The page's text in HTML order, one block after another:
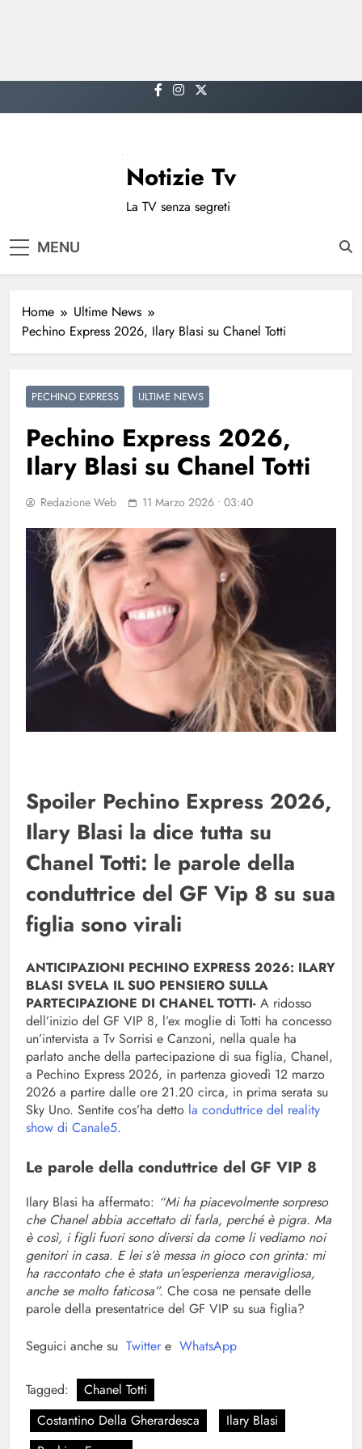
to
Notizie Tv
La TV senza segreti
MENU
Home
Ultime News
Pechino Express 2026, Ilary Blasi su Chanel Totti
PECHINO EXPRESS ULTIME NEWS
Pechino Express 2026,
Ilary Blasi su Chanel Totti
Redazione Web 11 Marzo 2026 • 03:40
Spoiler Pechino Express 2026,
Ilary Blasi la dice tutta su
Chanel Totti: le parole della
conduttrice del GF Vip 8 su sua
figlia sono virali
ANTICIPAZIONI PECHINO EXPRESS 2026: ILARY
BLASI SVELA IL SUO PENSIERO SULLA
PARTECIPAZIONE DI CHANEL TOTTI- A ridosso
dell’inizio del GF VIP 8, l’ex moglie di Totti ha concesso
un’intervista a Tv Sorrisi e Canzoni, nella quale ha
parlato anche della partecipazione di sua figlia, Chanel,
a Pechino Express 2026, in partenza giovedì 12 marzo
2026 a partire dalle ore 21.20 circa, in prima serata su
Sky Uno. Sentite cos’ha detto la conduttrice del reality
show di Canale5.
Le parole della conduttrice del GF VIP 8
Ilary Blasi ha affermato: “Mi ha piacevolmente sorpreso
che Chanel abbia accettato di farla, perché è pigra. Ma
è così, i figli fuori sono diversi da come li vediamo noi
genitori in casa. E lei s’è messa in gioco con grinta: mi
ha raccontato che è stata un’esperienza meravigliosa,
anche se molto faticosa”. Che cosa ne pensate delle
parole della presentatrice del GF VIP su sua figlia?
Seguici anche su Twitter e WhatsApp
Tagged:
Chanel Totti
Costantino Della Gherardesca
Ilary Blasi